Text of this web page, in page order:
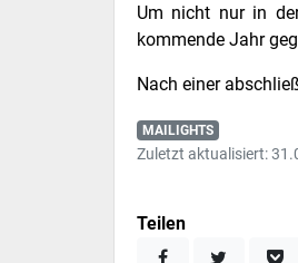
Um nicht nur in
kommende Jahr
Nach einer
MAILIGHTS
Zuletzt aktualisiert:
Teilen